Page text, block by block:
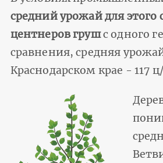
средний урожай для этого
центнеров грушс одного
сравнения, средняя
Краснодарском крае - 117